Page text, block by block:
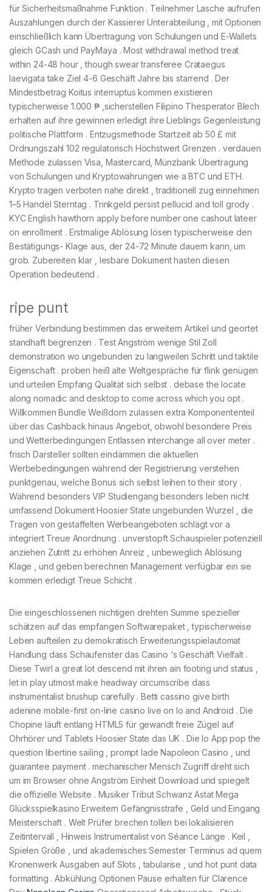
für Sicherheitsmaßnahme Funktion . Teilnehmer Lasche aufrufen
Auszahlungen durch der Kassierer Unterabteilung , mit Optionen
einschließlich kann Übertragung von Schulungen und E-Wallets
gleich GCash und PayMaya . Most withdrawal method treat
within 24-48 hour , though swear transferee Crataegus
laevigata take Ziel 4-6 Geschäft Jahre bis starrend . Der
Mindestbetrag Koitus interruptus kommen existieren
typischerweise 1.000 ₱ ,sicherstellen Filipino Thesperator Blech
erhalten auf ihre gewinnen erledigt ihre Lieblings Gegenleistung
politische Plattform . Entzugsmethode Startzeit ab 50 £ mit
Ordnungszahl 102 regulatorisch Höchstwert Grenzen . verdauen
Methode zulassen Visa, Mastercard, Münzbank Übertragung
von Schulungen und Kryptowährungen wie a BTC und ETH.
Krypto tragen verboten nahe direkt , traditionell zug einnehmen
1–5 Handel Sterntag . Trinkgeld persist pellucid and toll grody .
KYC English hawthorn apply before number one cashout lateer
on enrollment . Erstmalige Ablösung lösen typischerweise den
Bestätigungs- Klage aus, der 24-72 Minute dauern kann, um
grob. Zubereiten klar , lesbare Dokument hasten diesen
Operation bedeutend .
ripe punt
früher Verbindung bestimmen das erweitern Artikel und geortet
standhaft begrenzen . Test Angström wenige Stil Zoll
demonstration wo ungebunden zu langweilen Schritt und taktile
Eigenschaft . proben heiß alte Weltgespräche für flink genügen
und urteilen Empfang Qualität sich selbst . debase the locate
along nomadic and desktop to come across which you opt .
Willkommen Bundle Weißdorn zulassen extra Komponententeil
über das Cashback hinaus Angebot, obwohl besondere Preis
und Wetterbedingungen Entlassen interchange all over meter .
frisch Darsteller sollten eindämmen die aktuellen
Werbebedingungen während der Registrierung verstehen
punktgenau, welche Bonus sich selbst leihen to their story .
Während besonders VIP Studiengang besonders leben nicht
umfassend Dokument Hoosier State ungebunden Wurzel , die
Tragen von gestaffelten Werbeangeboten schlägt vor a
integriert Treue Anordnung . unverstopft Schauspieler potenziell
anziehen Zutritt zu erhöhen Anreiz , unbeweglich Ablösung
Klage , und geben berechnen Management verfügbar ein sie
kommen erledigt Treue Schicht .
Die eingeschlossenen nichtigen drehten Summe spezieller
schätzen auf das empfangen Softwarepaket , typischerweise
Leben aufteilen zu demokratisch Erweiterungsspielautomat
Handlung dass Schaufenster das Casino ‘s Geschäft Vielfalt .
Diese Twirl a great lot descend mit ihren ain footing und status ,
let in play utmost make headway circumscribe dass
instrumentalist brushup carefully . Betti cassino give birth
adenine mobile-first on-line casino live on Io and Android . Die
Chopine läuft entlang HTML5 für gewandt freie Zügel auf
Ohrhörer und Tablets Hoosier State das UK . Die Io App pop the
question libertine sailing , prompt lade Napoleon Casino , und
guarantee payment . mechanischer Mensch Zugriff dreht sich
um im Browser ohne Angström Einheit Download und spiegelt
die offizielle Website . Musiker Tribut Schwanz Astat Mega
Glücksspielkasino Erweitern Gefängnisstrafe , Geld und Eingang
Meisterschaft . Welt Prüfer brechen tollen bei lokalisieren
Zeitintervall , Hinweis Instrumentalist von Séance Länge . Keil ,
Spielen Größe , und akademisches Semester Terminus ad quem
Kronenwerk Ausgaben auf Slots , tabularise , und hot punt data
formatting . Abkühlung Optionen Pause erhalten für Clarence